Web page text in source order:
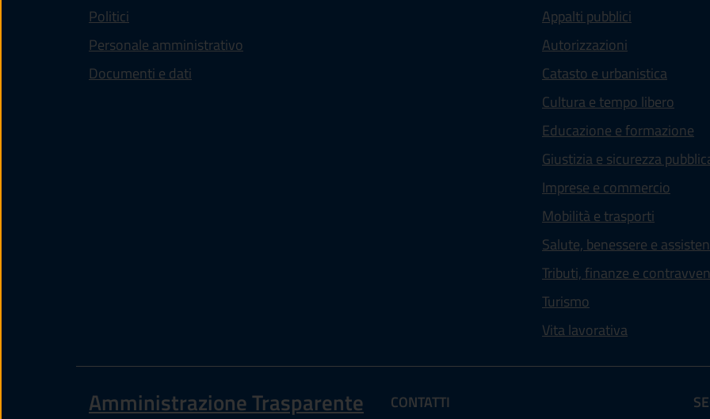
Politici
Personale amministrativo
Documenti e dati
Appalti pubblici
Autorizzazioni
Catasto e urbanistica
Cultura e tempo libero
Educazione e formazione
Giustizia e sicurezza
Imprese e commercio
Mobilità e trasporti
Salute, benessere e
Tributi, finanze e
Turismo
Vita lavorativa
Amministrazione Trasparente
CONTATTI